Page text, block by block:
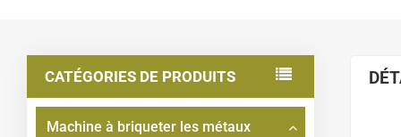
CATÉGORIES DE PRODUITS
Machine à briqueter les métaux